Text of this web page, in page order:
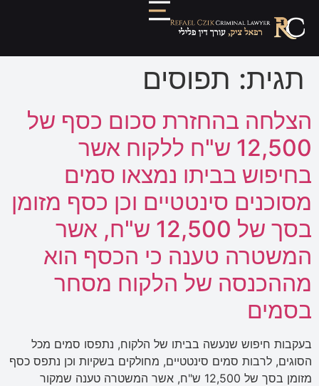
תגית: תפוסים
הצלחה בהחזרת סכום כסף של
12,500 ש"ח ללקוח אשר
בחיפוש בביתו נמצאו סמים
מסוכנים סינטטיים וכן כסף מזומן
בסך של 12,500 ש"ח, אשר
המשטרה טענה כי הכסף הוא
מההכנסה של הלקוח מסחר
בסמים
בעקבות חיפוש שנעשה בביתו של הלקוח, נתפסו סמים מכל
הסוגים, לרבות סמים סינטטיים, מחולקים בשקיות וכן נתפס כסף
מזומן בסך של 12,500 ש"ח, אשר המשטרה טענה שמקור